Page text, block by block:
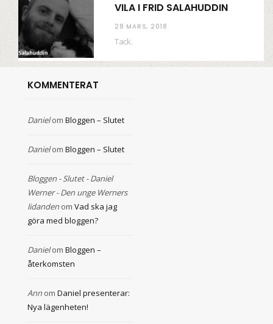
VILA I FRID SALAHUDDIN
28 MARS, 2018
Tack.
KOMMENTERAT
Danielom Bloggen – Slutet
Danielom Bloggen – Slutet
Bloggen - Slutet - Daniel
Werner - Den unge Werners
lidanden om Vad ska jag
göra med bloggen?
Danielom Bloggen –
återkomsten
Ann om Daniel presenterar:
Nya lägenheten!